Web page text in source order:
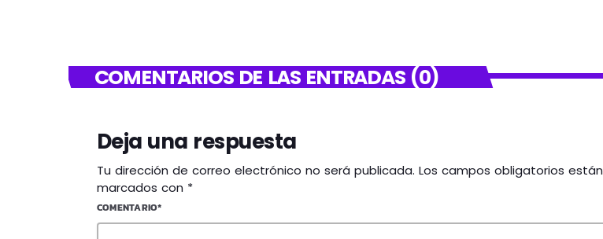
COMENTARIOS DE LAS ENTRADAS (0)
Deja una respuesta
Tu dirección de correo electrónico no será publicada. Los campos obligatorios están
marcados con *
COMENTARIO*